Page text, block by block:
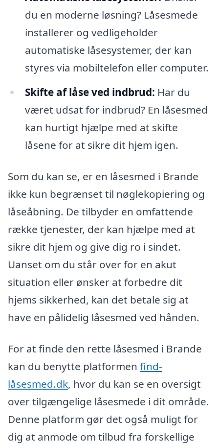
du en moderne løsning? Låsesmede
installerer og vedligeholder
automatiske låsesystemer, der kan
styres via mobiltelefon eller computer.
Skifte af låse ved indbrud: Har du
været udsat for indbrud? En låsesmed
kan hurtigt hjælpe med at skifte
låsene for at sikre dit hjem igen.
Som du kan se, er en låsesmed i Brande
ikke kun begrænset til nøglekopiering og
låseåbning. De tilbyder en omfattende
række tjenester, der kan hjælpe med at
sikre dit hjem og give dig ro i sindet.
Uanset om du står over for en akut
situation eller ønsker at forbedre dit
hjems sikkerhed, kan det betale sig at
have en pålidelig låsesmed ved hånden.
For at finde den rette låsesmed i Brande
kan du benytte platformen find-
låsesmed.dk, hvor du kan se en oversigt
over tilgængelige låsesmede i dit område.
Denne platform gør det også muligt for
dig at anmode om tilbud fra forskellige